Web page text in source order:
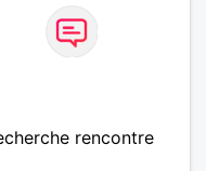
rencontre